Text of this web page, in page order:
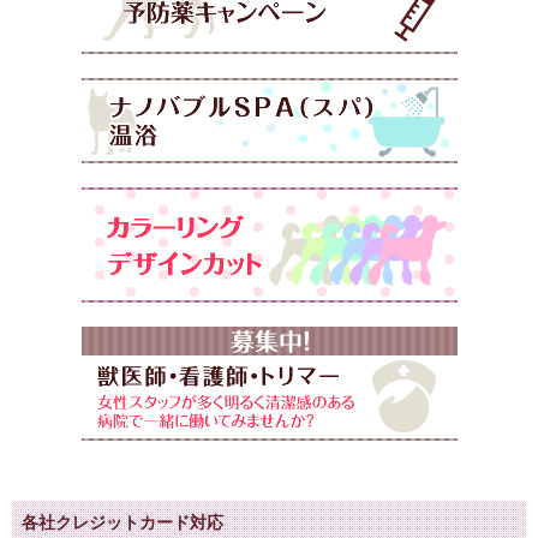
各社クレジットカード対応